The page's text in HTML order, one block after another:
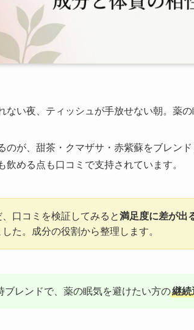
ない夜、ティッシュが手放せない朝。薬
のが、甜茶・クマザサ・赤紫蘇をブレン
飲める点も口コミで支持されています。
、口コミを検証してみると満足度に差が出
した。成分の役割から整理します。
ブレンドで、薬の眠気を避けたい方の継続